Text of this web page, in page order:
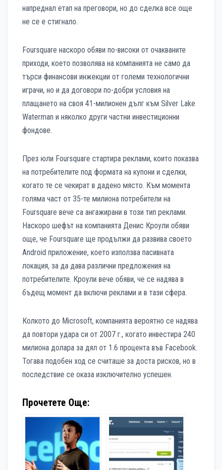
напреднал етап на преговори, но до сделка все още
не се е стигнало.
Foursquare наскоро обяви по-високи от очакваните
приходи, което позволява на компанията не само да
търси финансови инжекции от големи технологични
играчи, но и да договори по-добри условия на
плащането на своя 41-милионен дълг към Silver Lake
Waterman и няколко други частни инвестиционни
фондове.
През юли Foursquare стартира реклами, които показва
на потребителите под формата на купони и сделки,
когато те се чекират в дадено място. Към момента
голяма част от 35-те милиона потребители на
Foursquare вече са ангажирани в този тип реклами.
Наскоро шефът на компанията Денис Кроули обяви
още, че Foursquare ще продължи да развива своето
Android приложение, което използва пасивната
локация, за да дава различни предложения на
потребителите. Кроули вече обяви, че се надява в
бъдещ момент да включи реклами и в тази сфера.
Колкото до Microsoft, компанията вероятно се надява
да повтори удара си от 2007 г., когато инвестира 240
милиона долара за дял от 1.6 процента във Facebook.
Тогава подобен ход се считаше за доста рисков, но в
последствие се оказа изключително успешен.
Прочетете Още: